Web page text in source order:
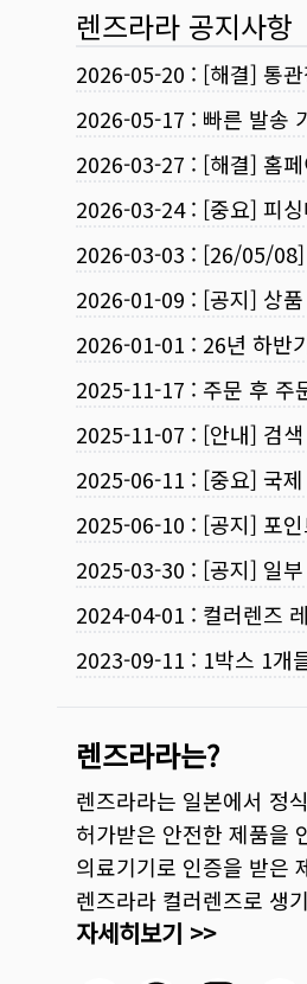
렌즈라라 공지사항
2026-05-20 : [해결] 통
2026-05-17 : 빠른 발송
2026-03-27 : [해결] 홈
2026-03-24: [중요] 피
2026-03-03 : [26/05/08]
2026-01-09 : [공지] 상
2026-01-01 : 26년 하반
2025-11-17 : 주문 후 주
2025-11-07 : [안내] 검
2025-06-11 : [중요] 국
2025-06-10 : [공지] 포
2025-03-30 : [공지] 일
2024-04-01 : 컬러렌즈
2023-09-11 : 1박스 1개
렌즈라라는?
렌즈라라는 일본에서 정
허가받은 안전한 제품을
의료기기로 인증을 받은
렌즈라라 컬러렌즈로 생
자세히보기 >>